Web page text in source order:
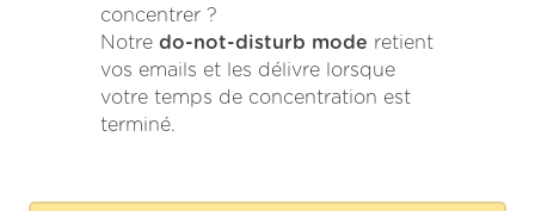
concentrer ?
Notre do-not-disturb mode retient
vos emails et les délivre lorsque
votre temps de concentration est
terminé.